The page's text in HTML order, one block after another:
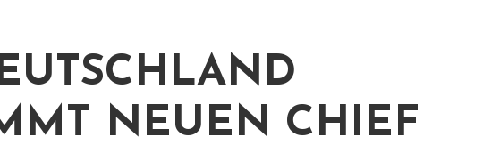
NEUEN CHIEF